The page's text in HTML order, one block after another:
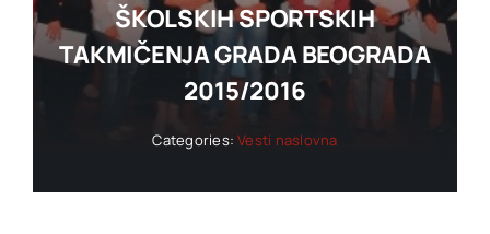
ŠKOLSKIH SPORTSKIH
TAKMIČENJA GRADA BEOGRADA
2015/2016
Categories:Vesti naslovna